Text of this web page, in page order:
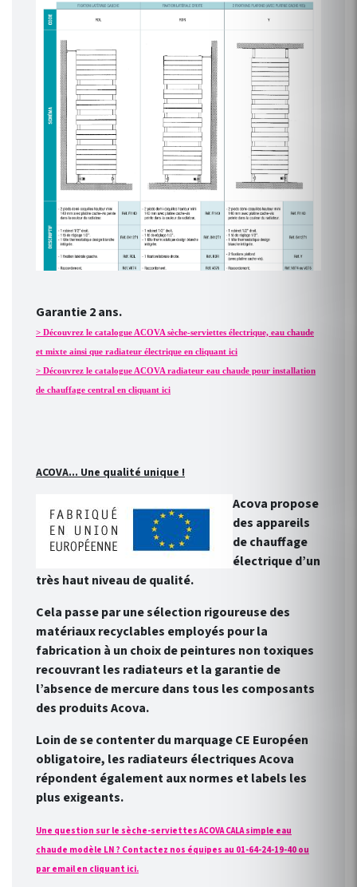
Garantie 2 ans.
> Découvrez le catalogue ACOVA sèche-serviettes électrique, eau chaude
et mixte ainsi que radiateur électrique en cliquant ici
> Découvrez le catalogue ACOVA radiateur eau chaude pour installation
de chauffage central en cliquant ici
ACOVA... Une qualité unique !
Acova propose
des appareils
de chauffage
électrique d’un
très haut niveau de qualité.
Cela passe par une sélection rigoureuse des
matériaux recyclables employés pour la
fabrication à un choix de peintures non toxiques
recouvrant les radiateurs et la garantie de
l’absence de mercure dans tous les composants
des produits Acova.
Loin de se contenter du marquage CE Européen
obligatoire, les radiateurs électriques Acova
répondent également aux normes et labels les
plus exigeants.
Une question sur le sèche-serviettes ACOVA CALA simple eau
chaude modèle LN ? Contactez nos équipes au 01-64-24-19-40 ou
par email en cliquant ici.